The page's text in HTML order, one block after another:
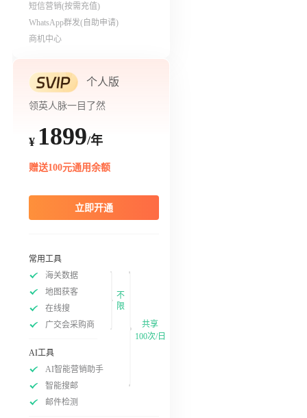
短信营销(按需充值)
WhatsApp群发(自助申请)
商机中心
个人版
领英人脉一目了然
¥ 1899/年
赠送100元通用余额
立即开通
常用工具
海关数据
地图获客
在线搜
广交会采购商
不
限
AI工具
AI智能营销助手
智能搜邮
邮件检测
共享
100次/日